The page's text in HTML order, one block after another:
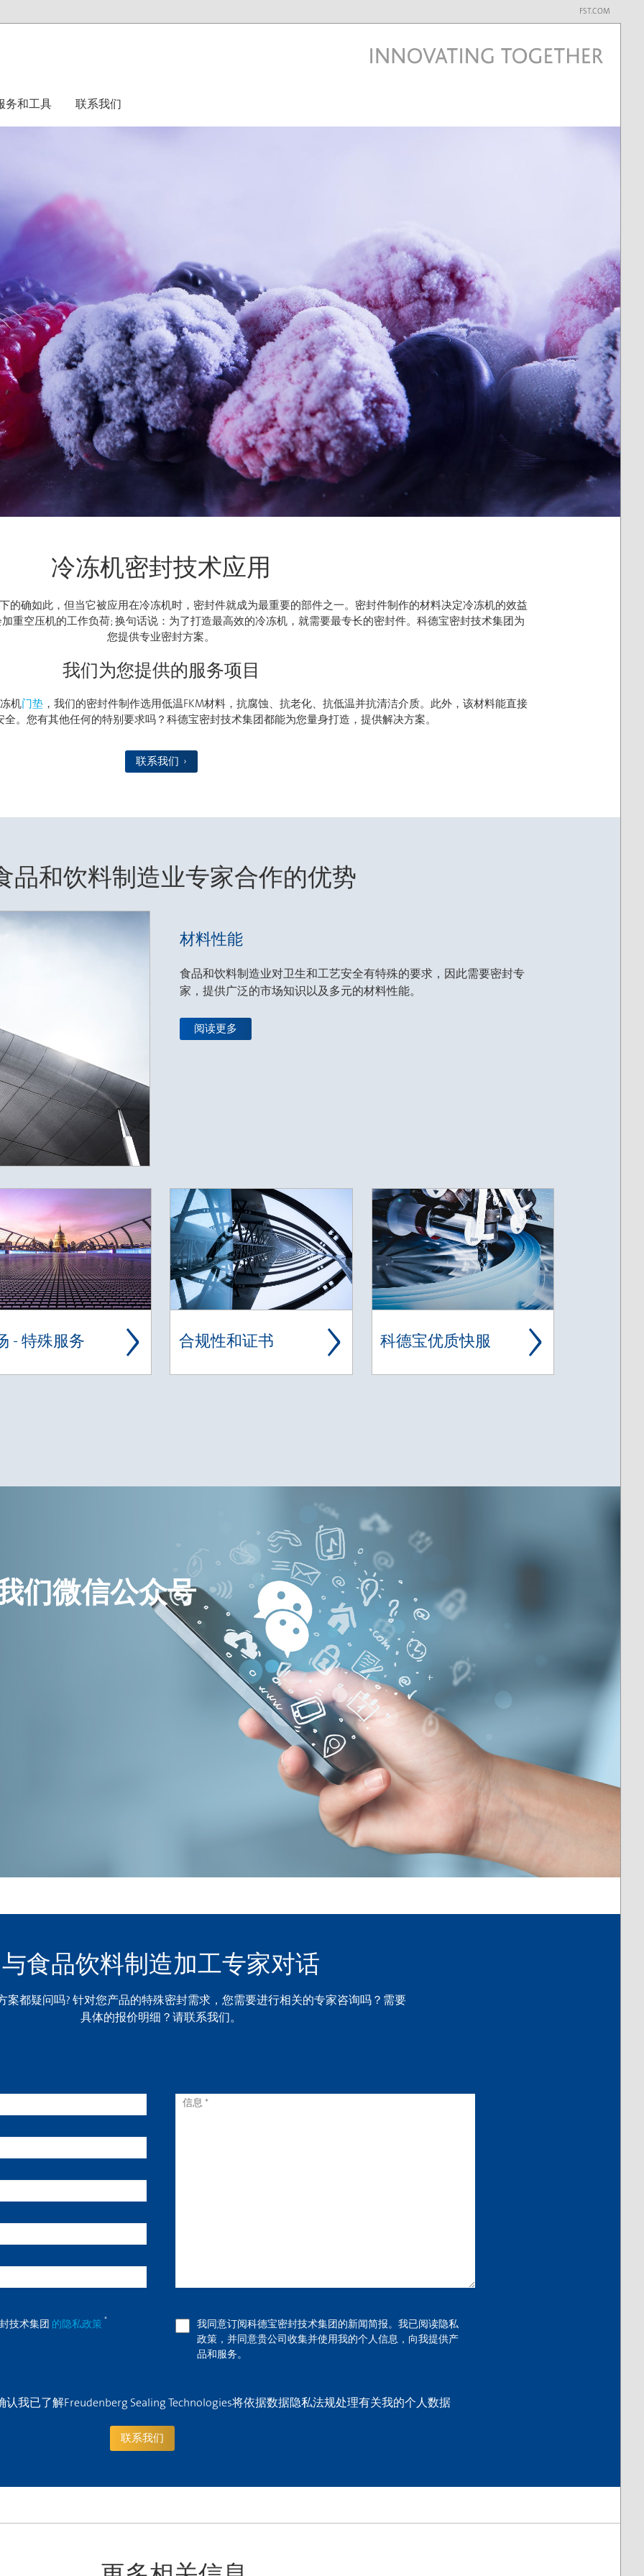
FST.COM
务和工具 联系我们
冷冻机密封技术应用
的确如此，但当它被应用在冷冻机时，密封件就成为最重要的部件之一。密封件制作的材料决定冷冻机的效益
重空压机的工作负荷; 换句话说：为了打造最高效的冷冻机，就需要最专长的密封件。科德宝密封技术集团为
您提供专业密封方案。
我们为您提供的服务项目
机门垫，我们的密封件制作选用低温FKM材料，抗腐蚀、抗老化、抗低温并抗清洁介质。此外，该材料能直接
。您有其他任何的特别要求吗？科德宝密封技术集团都能为您量身打造，提供解决方案。
联系我们
品和饮料制造业专家合作的优势
材料性能
食品和饮料制造业对卫生和工艺安全有特殊的要求，因此需要密封专
家，提供广泛的市场知识以及多元的材料性能。
阅读更多
- 特殊服务 合规性和证书 科德宝优质快服
们微信公众号
与食品饮料制造加工专家对话
案都疑问吗? 针对您产品的特殊密封需求，您需要进行相关的专家咨询吗？需要
具体的报价明细？请联系我们。
技术集团 的隐私政策 *
我同意订阅科德宝密封技术集团的新闻简报。我已阅读隐私
政策，并同意贵公司收集并使用我的个人信息，向我提供产
品和服务。
认我已了解Freudenberg Sealing Technologies将依据数据隐私法规处理有关我的个人数据
联系我们